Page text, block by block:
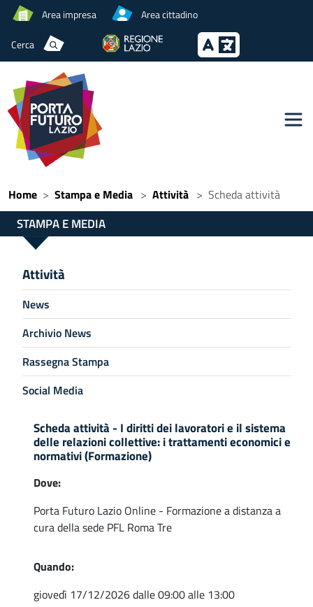
Area impresa Area cittadino
Cerca
Home Stampa e Media Attività Scheda attività
STAMPA E MEDIA
Attività
News
Archivio News
Rassegna Stampa
Social Media
Scheda attività - I diritti dei lavoratori e il sistema
delle relazioni collettive: i trattamenti economici e
normativi (Formazione)
Dove:
Porta Futuro Lazio Online - Formazione a distanza a
cura della sede PFL Roma Tre
Quando:
giovedì 17/12/2026 dalle 09:00 alle 13:00